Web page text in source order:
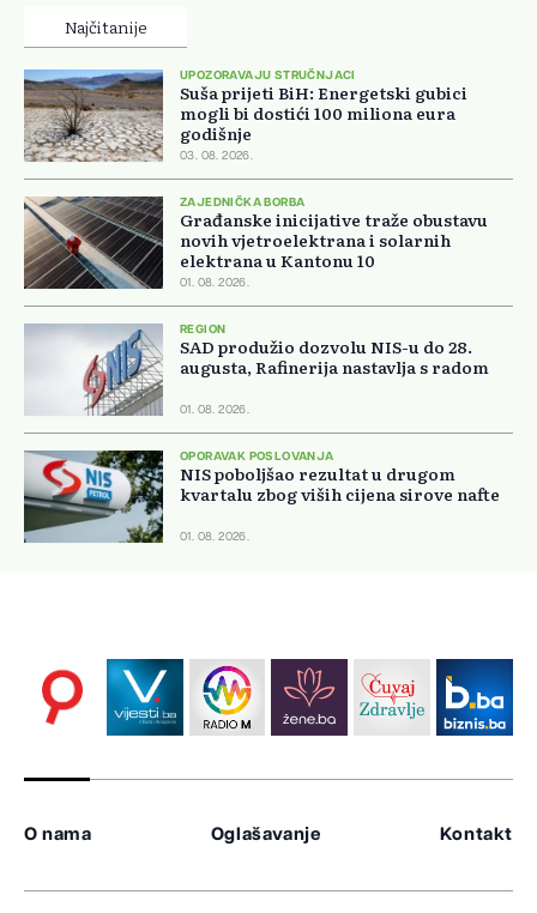
Najčitanije
UPOZORAVAJU STRUČNJACI
Suša prijeti BiH: Energetski gubici
mogli bi dostići 100 miliona eura
godišnje
03. 08. 2026.
ZAJEDNIČKA BORBA
Građanske inicijative traže obustavu
novih vjetroelektrana i solarnih
elektrana u Kantonu 10
01. 08. 2026.
REGION
SAD produžio dozvolu NIS-u do 28.
augusta, Rafinerija nastavlja s radom
01. 08. 2026.
OPORAVAK POSLOVANJA
NIS poboljšao rezultat u drugom
kvartalu zbog viših cijena sirove nafte
01. 08. 2026.
O nama Oglašavanje Kontakt